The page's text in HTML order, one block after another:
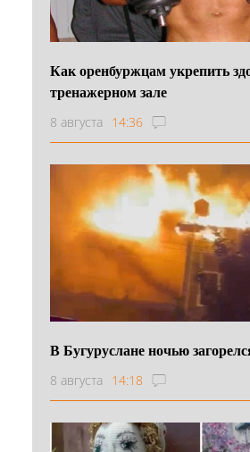
Как оренбуржцам укрепить
тренажерном зале
8 августа 14:36
В Бугуруслане ночью
8 августа 14:18